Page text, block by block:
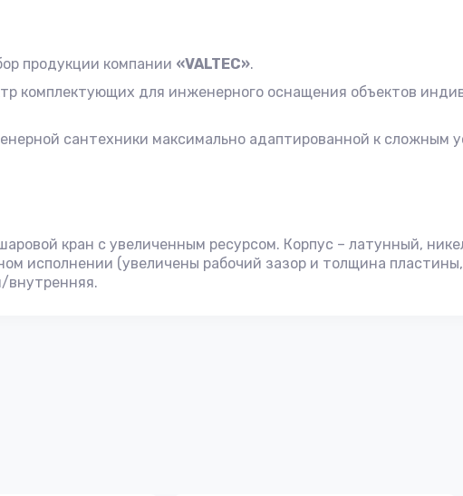
продукции компании «VALTEC».
комплектующих для инженерного оснащения объектов
сантехники максимально адаптированной к сложным
кран с увеличенным ресурсом. Корпус – латунный,
исполнении (увеличены рабочий зазор и толщина
внутренняя.